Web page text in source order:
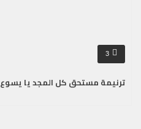
3
ترنيمة مستحق كل المجد يا يسوع